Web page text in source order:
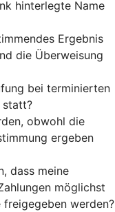
hinterlegte Name
Ergebnis
die Überweisung
bei terminierten
statt?
obwohl die
ergeben
dass meine
möglichst
werden?